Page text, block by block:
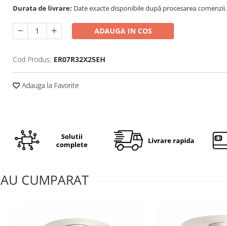
Durata de livrare: Date exacte disponibile după procesarea comenzii.
ADAUGA IN COS
Cod Produs: ER07R32X25EH
Adauga la Favorite
Solutii
complete
Livrare rapida
CUMPARAT